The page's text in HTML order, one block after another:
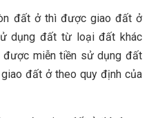
đất ở thì được giao đất ở
dụng đất từ loại đất khác
miễn tiền sử dụng đất
đất ở theo quy định của